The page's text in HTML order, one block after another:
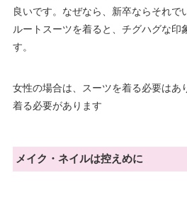
良いです。なぜなら、新卒ならそれで
ルートスーツを着ると、チグハグな印
す。
女性の場合は、スーツを着る必要はあ
着る必要があります
メイク・ネイルは控えめに